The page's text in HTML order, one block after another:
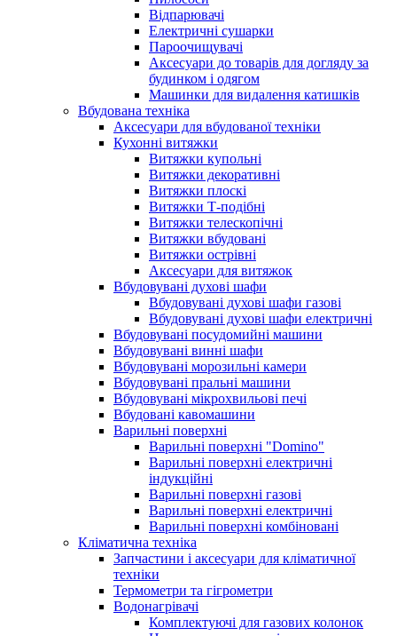
Відпарювачі
Електричні сушарки
Пароочищувачі
Аксесуари до товарів для догляду за
будинком і одягом
Машинки для видалення катишків
Вбудована техніка
Аксесуари для вбудованої техніки
Кухонні витяжки
Витяжки купольні
Витяжки декоративні
Витяжки плоскі
Витяжки Т-подібні
Витяжки телескопічні
Витяжки вбудовані
Витяжки острівні
Аксесуари для витяжок
Вбудовувані духові шафи
Вбудовувані духові шафи газові
Вбудовувані духові шафи електричні
Вбудовувані посудомийні машини
Вбудовувані винні шафи
Вбудовувані морозильні камери
Вбудовувані пральні машини
Вбудовувані мікрохвильові печі
Вбудовані кавомашини
Варильні поверхні
Варильні поверхні "Domino"
Варильні поверхні електричні
індукційні
Варильні поверхні газові
Варильні поверхні електричні
Варильні поверхні комбіновані
Кліматична техніка
Запчастини і аксесуари для кліматичної
техніки
Термометри та гігрометри
Водонагрівачі
Комплектуючі для газових колонок